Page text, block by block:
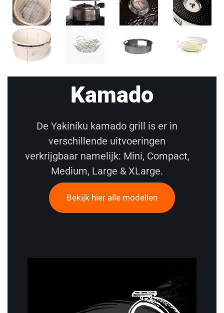
Kamado
De Yakiniku kamado grill is er in
verschillende uitvoeringen
verkrijgbaar namelijk: Mini, Compact,
Medium, Large & XLarge.
Bekijk hier alle modellen